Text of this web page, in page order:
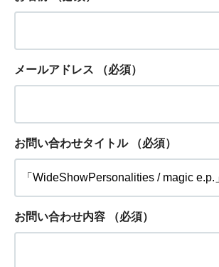
メールアドレス （必須）
お問い合わせタイトル （必須）
お問い合わせ内容 （必須）